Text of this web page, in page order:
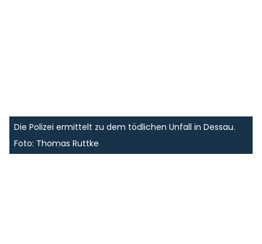
Die Polizei ermittelt zu dem tödlichen Unfall in Dessau.
Foto: Thomas Ruttke